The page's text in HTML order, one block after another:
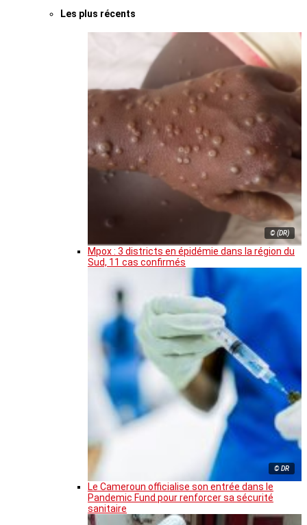
Les plus récents
© (DR)
Mpox : 3 districts en épidémie dans la région du
Sud, 11 cas confirmés
© DR
Le Cameroun officialise son entrée dans le
Pandemic Fund pour renforcer sa sécurité
sanitaire